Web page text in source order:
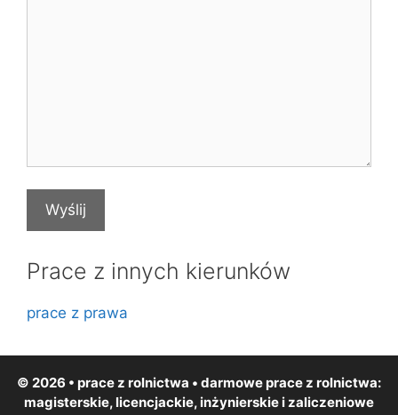
Prace z innych kierunków
prace z prawa
© 2026 • prace z rolnictwa • darmowe prace z rolnictwa:
magisterskie, licencjackie, inżynierskie i zaliczeniowe